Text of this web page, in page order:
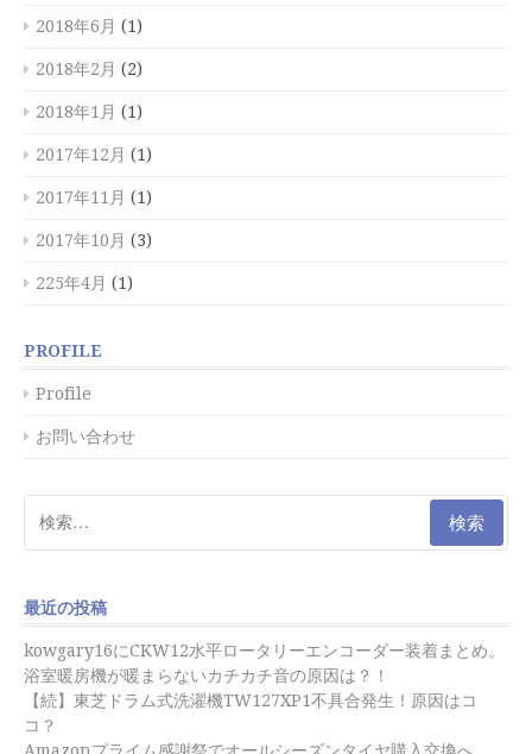
2018年6月 (1)
2018年2月 (2)
2018年1月 (1)
2017年12月 (1)
2017年11月 (1)
2017年10月 (3)
225年4月 (1)
PROFILE
Profile
お問い合わせ
索:
最近の投稿
kowgary16にCKW12水平ロータリーエンコーダー装着まとめ。
浴室暖房機が暖まらないカチカチ音の原因は？！
【続】東芝ドラム式洗濯機TW127XP1不具合発生！原因はコ
コ？